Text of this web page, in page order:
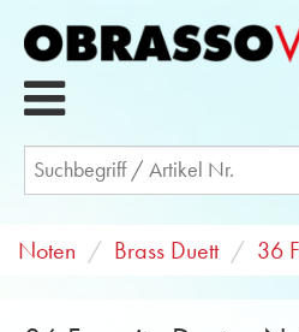
Noten Brass Duett 36